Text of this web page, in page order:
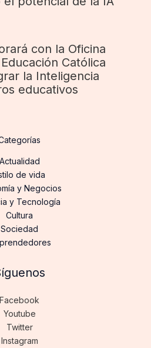
con la Oficina
Católica
la Inteligencia
educativos
Actualidad
de vida
y Negocios
y Tecnología
Cultura
Sociedad
Facebook
Youtube
Twitter
Instagram